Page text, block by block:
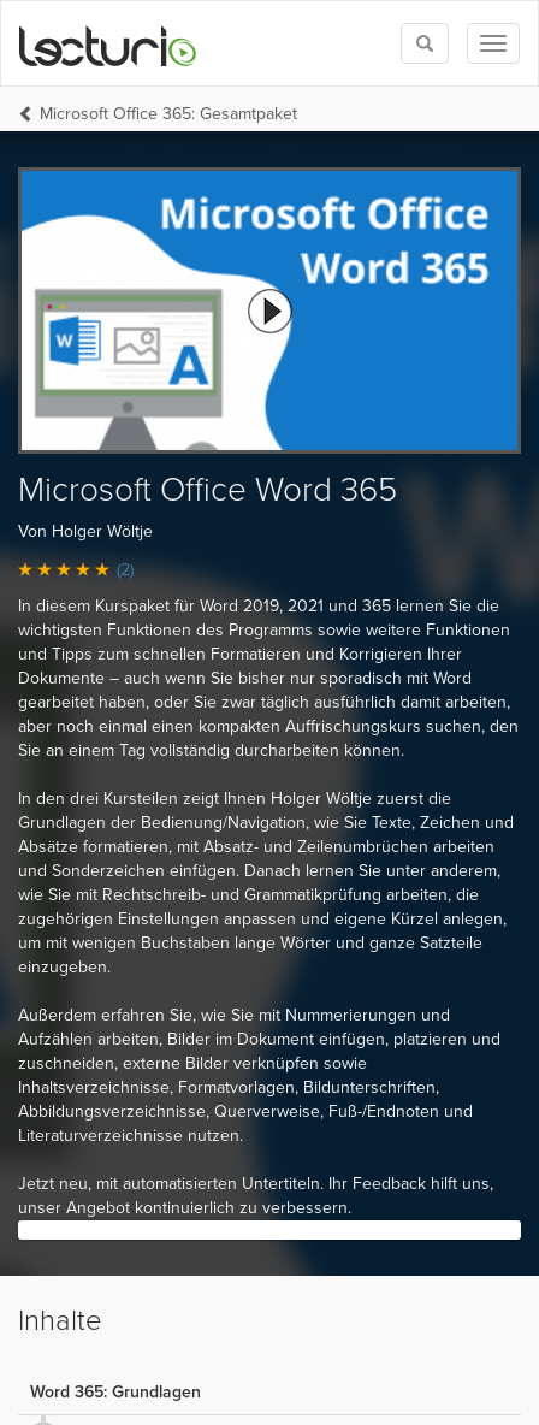
Toggle
search
Microsoft Office 365: Gesamtpaket
Microsoft Office Word 365
Von Holger Wöltje
(2)
In diesem Kurspaket für Word 2019, 2021 und 365 lernen Sie die
wichtigsten Funktionen des Programms sowie weitere Funktionen
und Tipps zum schnellen Formatieren und Korrigieren Ihrer
Dokumente – auch wenn Sie bisher nur sporadisch mit Word
gearbeitet haben, oder Sie zwar täglich ausführlich damit arbeiten,
aber noch einmal einen kompakten Auffrischungskurs suchen, den
Sie an einem Tag vollständig durcharbeiten können.
In den drei Kursteilen zeigt Ihnen Holger Wöltje zuerst die
Grundlagen der Bedienung/Navigation, wie Sie Texte, Zeichen und
Absätze formatieren, mit Absatz- und Zeilenumbrüchen arbeiten
und Sonderzeichen einfügen. Danach lernen Sie unter anderem,
wie Sie mit Rechtschreib- und Grammatikprüfung arbeiten, die
zugehörigen Einstellungen anpassen und eigene Kürzel anlegen,
um mit wenigen Buchstaben lange Wörter und ganze Satzteile
einzugeben.
Außerdem erfahren Sie, wie Sie mit Nummerierungen und
Aufzählen arbeiten, Bilder im Dokument einfügen, platzieren und
zuschneiden, externe Bilder verknüpfen sowie
Inhaltsverzeichnisse, Formatvorlagen, Bildunterschriften,
Abbildungsverzeichnisse, Querverweise, Fuß-/Endnoten und
Literaturverzeichnisse nutzen.
Jetzt neu, mit automatisierten Untertiteln. Ihr Feedback hilft uns,
unser Angebot kontinuierlich zu verbessern.
Inhalte
Word 365: Grundlagen